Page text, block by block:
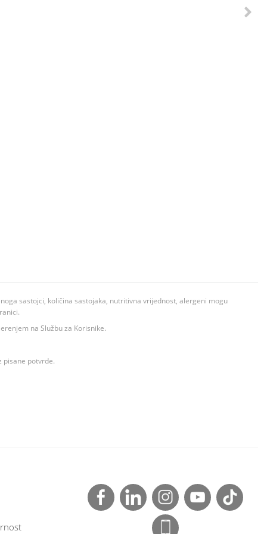
sastojci, količina sastojaka, nutritivna vrijednost, alergeni mogu
na Službu za Korisnike.
pisane potvrde.